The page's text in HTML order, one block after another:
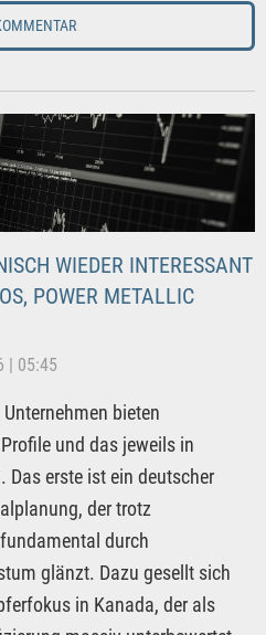
WIEDER INTERESSANT
POWER METALLIC
| 05:45
bieten
und das jeweils in
erste ist ein deutscher
der trotz
durch
glänzt. Dazu gesellt sich
in Kanada, der als